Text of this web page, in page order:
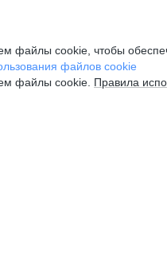
файлы cookie, чтобы
файлов cookie
файлы cookie. Правила